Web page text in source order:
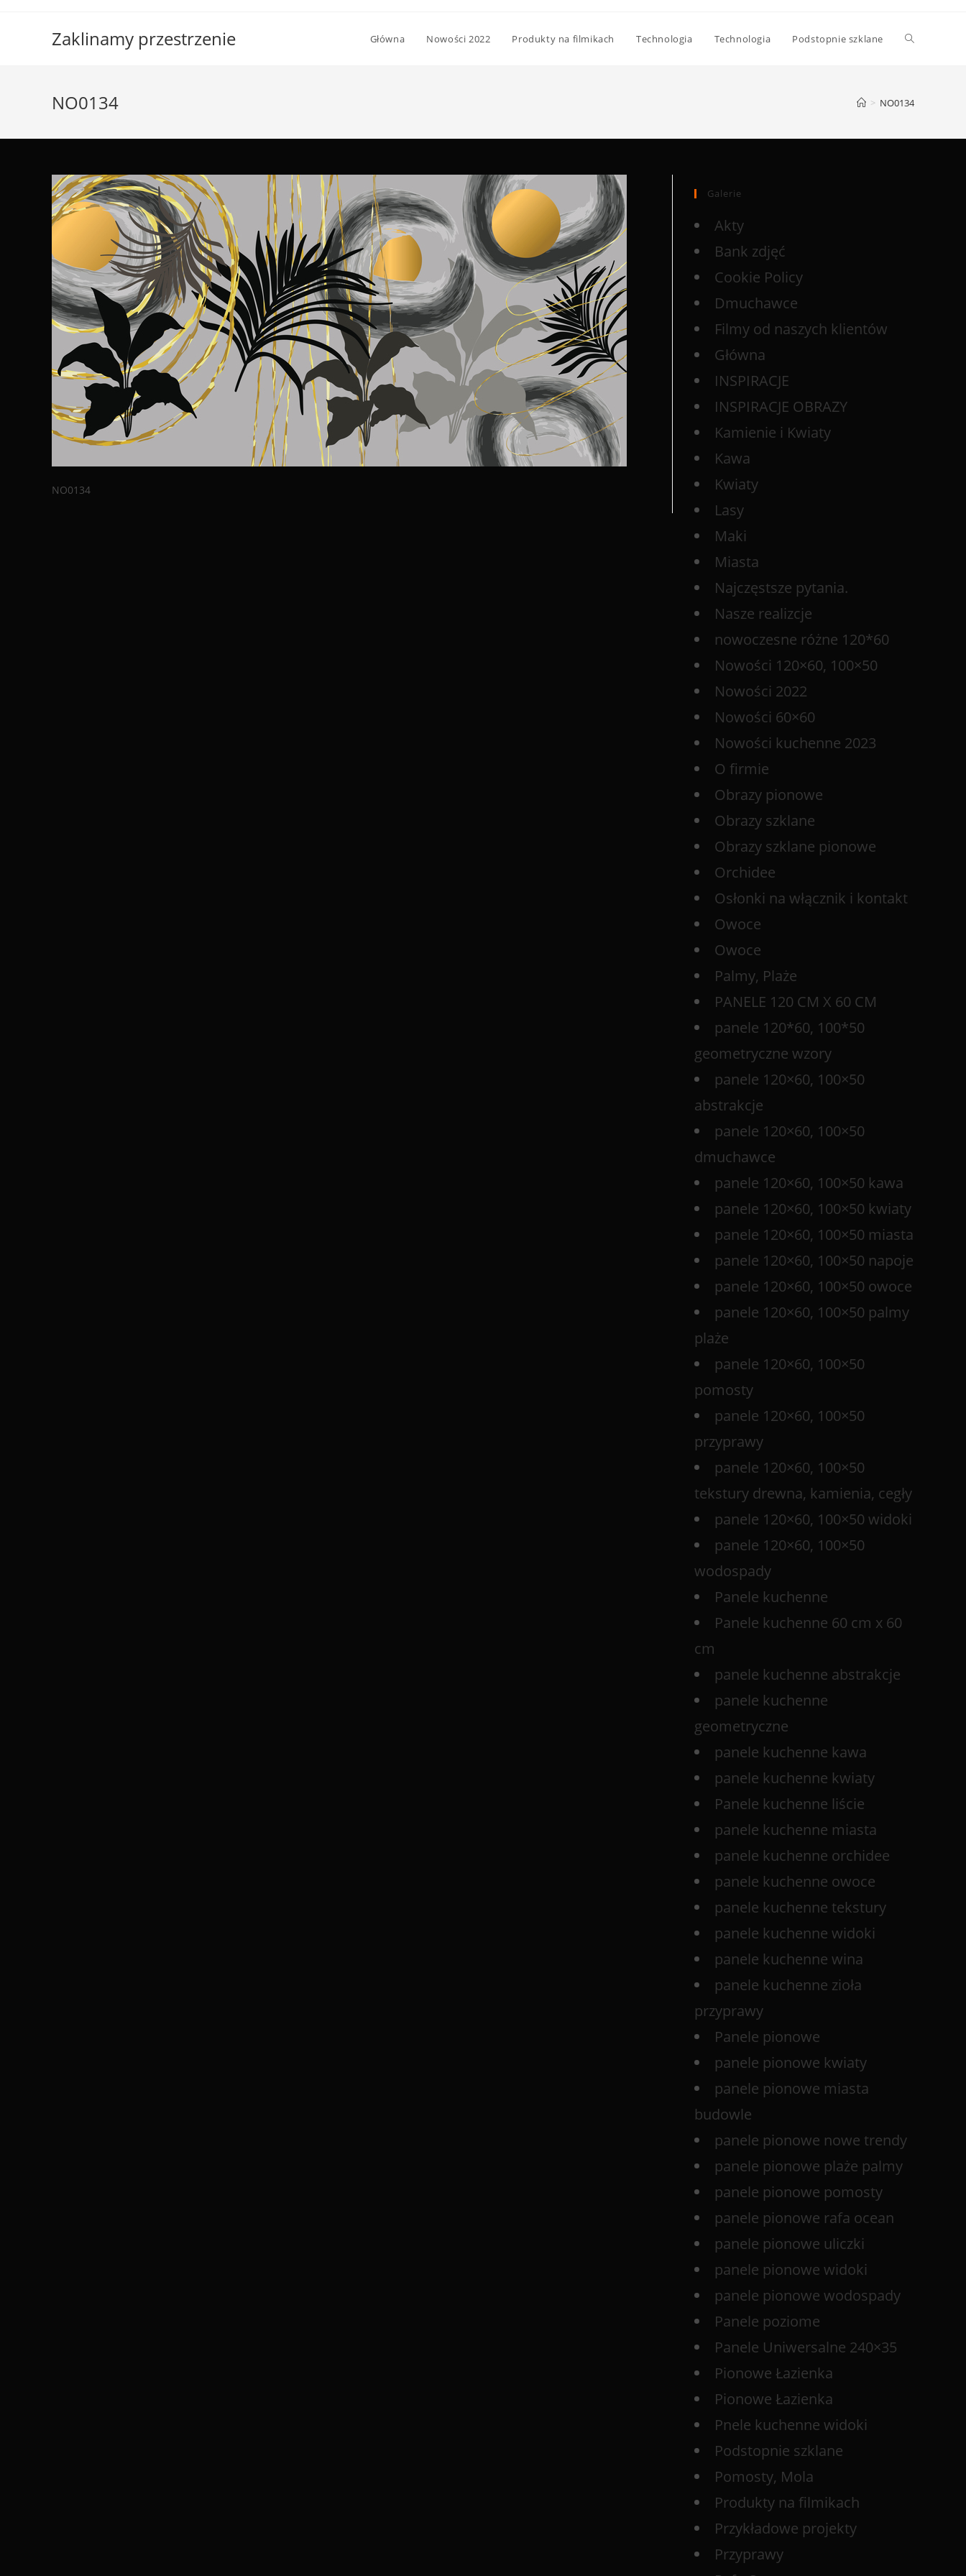
Zaklinamy przestrzenie Główna Nowości 2022 Produkty na filmikach Technologia Technologia Podstopnie szklane
NO0134 > NO0134
NO0134
Galerie
Akty
Bank zdjęć
Cookie Policy
Dmuchawce
Filmy od naszych klientów
Główna
INSPIRACJE
INSPIRACJE OBRAZY
Kamienie i Kwiaty
Kawa
Kwiaty
Lasy
Maki
Miasta
Najczęstsze pytania.
Nasze realizcje
nowoczesne różne 120*60
Nowości 120×60, 100×50
Nowości 2022
Nowości 60×60
Nowości kuchenne 2023
O firmie
Obrazy pionowe
Obrazy szklane
Obrazy szklane pionowe
Orchidee
Osłonki na włącznik i kontakt
Owoce
Owoce
Palmy, Plaże
PANELE 120 CM X 60 CM
panele 120*60, 100*50
geometryczne wzory
panele 120×60, 100×50
abstrakcje
panele 120×60, 100×50
dmuchawce
panele 120×60, 100×50 kawa
panele 120×60, 100×50 kwiaty
panele 120×60, 100×50 miasta
panele 120×60, 100×50 napoje
panele 120×60, 100×50 owoce
panele 120×60, 100×50 palmy
plaże
panele 120×60, 100×50
pomosty
panele 120×60, 100×50
przyprawy
panele 120×60, 100×50
tekstury drewna, kamienia, cegły
panele 120×60, 100×50 widoki
panele 120×60, 100×50
wodospady
Panele kuchenne
Panele kuchenne 60 cm x 60
cm
panele kuchenne abstrakcje
panele kuchenne
geometryczne
panele kuchenne kawa
panele kuchenne kwiaty
Panele kuchenne liście
panele kuchenne miasta
panele kuchenne orchidee
panele kuchenne owoce
panele kuchenne tekstury
panele kuchenne widoki
panele kuchenne wina
panele kuchenne zioła
przyprawy
Panele pionowe
panele pionowe kwiaty
panele pionowe miasta
budowle
panele pionowe nowe trendy
panele pionowe plaże palmy
panele pionowe pomosty
panele pionowe rafa ocean
panele pionowe uliczki
panele pionowe widoki
panele pionowe wodospady
Panele poziome
Panele Uniwersalne 240×35
Pionowe Łazienka
Pionowe Łazienka
Pnele kuchenne widoki
Podstopnie szklane
Pomosty, Mola
Produkty na filmikach
Przykładowe projekty
Przyprawy